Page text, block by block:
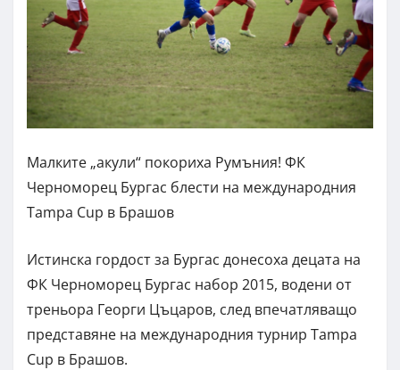
Малките „акули“ покориха Румъния! ФК
Черноморец Бургас блести на международния
Tampa Cup в Брашов
Истинска гордост за Бургас донесоха децата на
ФК Черноморец Бургас набор 2015, водени от
треньора Георги Цъцаров, след впечатляващо
представяне на международния турнир Tampa
Cup в Брашов.